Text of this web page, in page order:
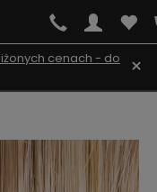
cenach - do
×